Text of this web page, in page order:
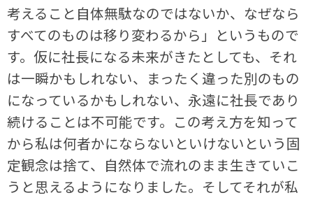
考えること自体無駄なのではないか、なぜなら
すべてのものは移り変わるから」というもので
す。仮に社長になる未来がきたとしても、それ
は一瞬かもしれない、まったく違った別のもの
になっているかもしれない、永遠に社長であり
続けることは不可能です。この考え方を知って
から私は何者かにならないといけないという固
定観念は捨て、自然体で流れのまま生きていこ
うと思えるようになりました。そしてそれが私